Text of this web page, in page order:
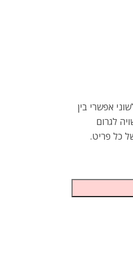
אפשרי בין
לגרום
כל פריט.